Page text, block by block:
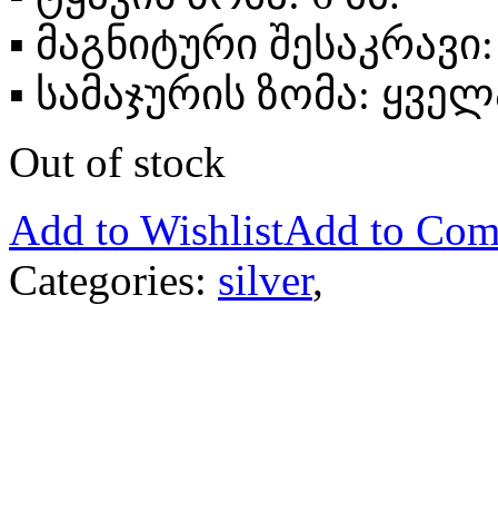
▪ მაგნიტური
▪ სამაჯურის ზომა:
Out of stock
Add to WishlistAdd to
Categories: silver,